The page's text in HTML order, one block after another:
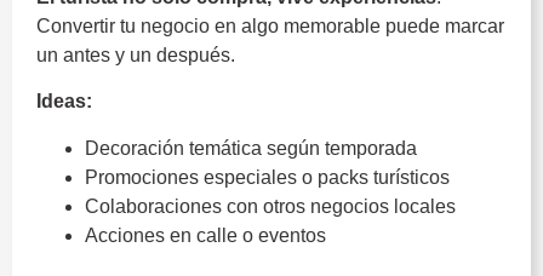
Convertir tu negocio en algo memorable puede marcar
un antes y un después.
Ideas:
Decoración temática según temporada
Promociones especiales o packs turísticos
Colaboraciones con otros negocios locales
Acciones en calle o eventos